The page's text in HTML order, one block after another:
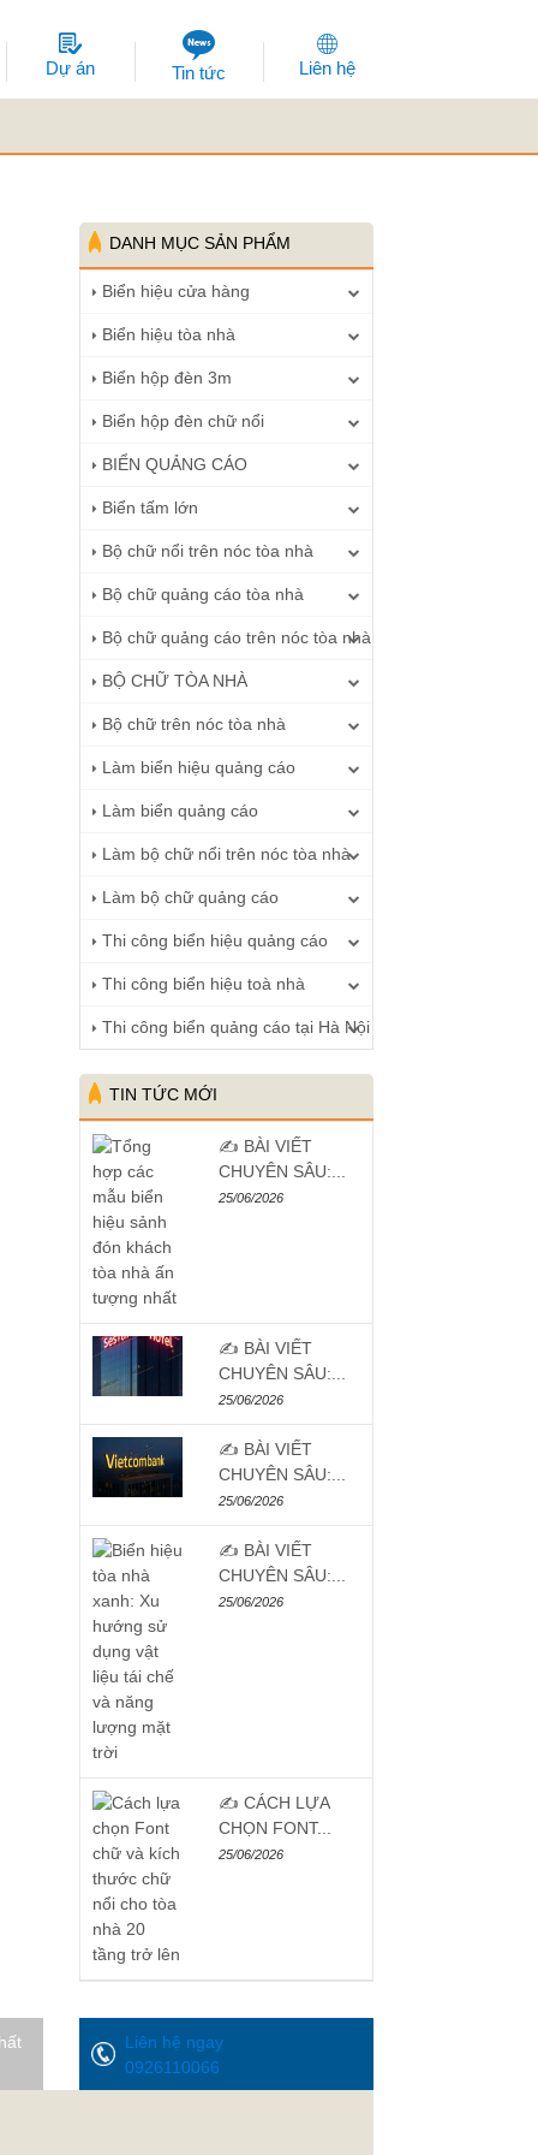
Dự án Tin tức Liên hệ
DANH MỤC SẢN PHẨM
Biển hiệu cửa hàng
Biển hiệu tòa nhà
Biển hộp đèn 3m
Biển hộp đèn chữ nổi
BIỂN QUẢNG CÁO
Biển tấm lớn
Bộ chữ nổi trên nóc tòa nhà
Bộ chữ quảng cáo tòa nhà
Bộ chữ quảng cáo trên nóc tòa nhà
BỘ CHỮ TÒA NHÀ
Bộ chữ trên nóc tòa nhà
Làm biển hiệu quảng cáo
Làm biển quảng cáo
Làm bộ chữ nổi trên nóc tòa nhà
Làm bộ chữ quảng cáo
Thi công biển hiệu quảng cáo
Thi công biển hiệu toà nhà
Thi công biển quảng cáo tại Hà Nội
TIN TỨC MỚI
✍️ BÀI VIẾT
CHUYÊN SÂU:...
25/06/2026
✍️ BÀI VIẾT
CHUYÊN SÂU:...
25/06/2026
✍️ BÀI VIẾT
CHUYÊN SÂU:...
25/06/2026
✍️ BÀI VIẾT
CHUYÊN SÂU:...
25/06/2026
✍️ CÁCH LỰA
CHỌN FONT...
25/06/2026
Liên hệ ngay
0926110066